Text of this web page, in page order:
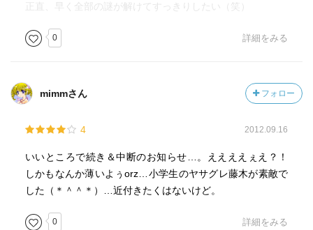
正直、早く全部の謎が解けてすっきりしたい（笑）
0 詳細をみる
mimmさん フォロー
4 2012.09.16
いいところで続き＆中断のお知らせ…。ええええぇえ？！
しかもなんか薄いよぅorz…小学生のヤサグレ藤木が素敵で
した（＊＾＾＊）…近付きたくはないけど。
0 詳細をみる